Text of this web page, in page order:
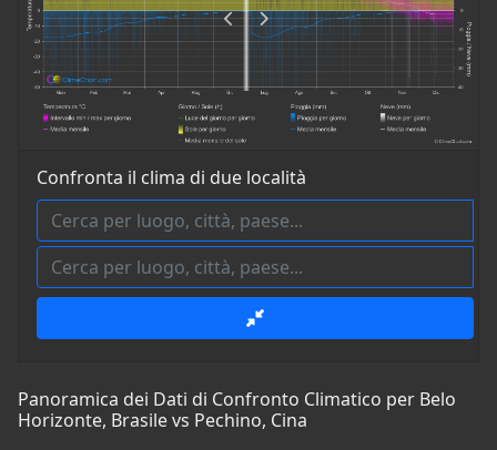
Confronta il clima di due località
Panoramica dei Dati di Confronto Climatico per Belo
Horizonte, Brasile vs Pechino, Cina